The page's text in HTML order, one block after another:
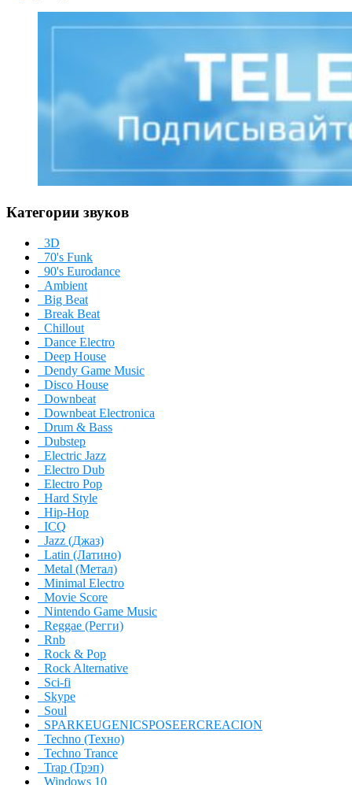
Категории звуков
3D
70's Funk
90's Eurodance
Ambient
Big Beat
Break Beat
Chillout
Dance Electro
Deep House
Dendy Game Music
Disco House
Downbeat
Downbeat Electronica
Drum & Bass
Dubstep
Electric Jazz
Electro Dub
Electro Pop
Hard Style
Hip-Hop
ICQ
Jazz (Джаз)
Latin (Латино)
Metal (Метал)
Minimal Electro
Movie Score
Nintendo Game Music
Reggae (Регги)
Rnb
Rock & Pop
Rock Alternative
Sci-fi
Skype
Soul
SPARKEUGENICSPOSEERCREACION
Techno (Техно)
Techno Trance
Trap (Трэп)
Windows 10